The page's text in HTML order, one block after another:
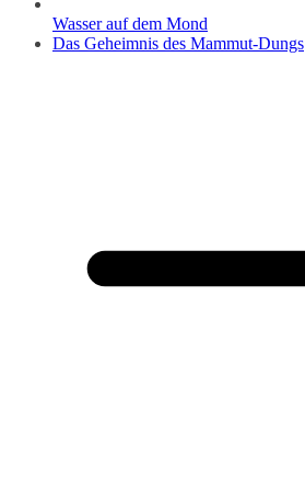
Wasser auf dem Mond
Das Geheimnis des Mammut-Dungs